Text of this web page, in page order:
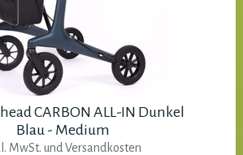
CARBON ALL-IN Dunkel
Blau - Medium
MwSt. und Versandkosten